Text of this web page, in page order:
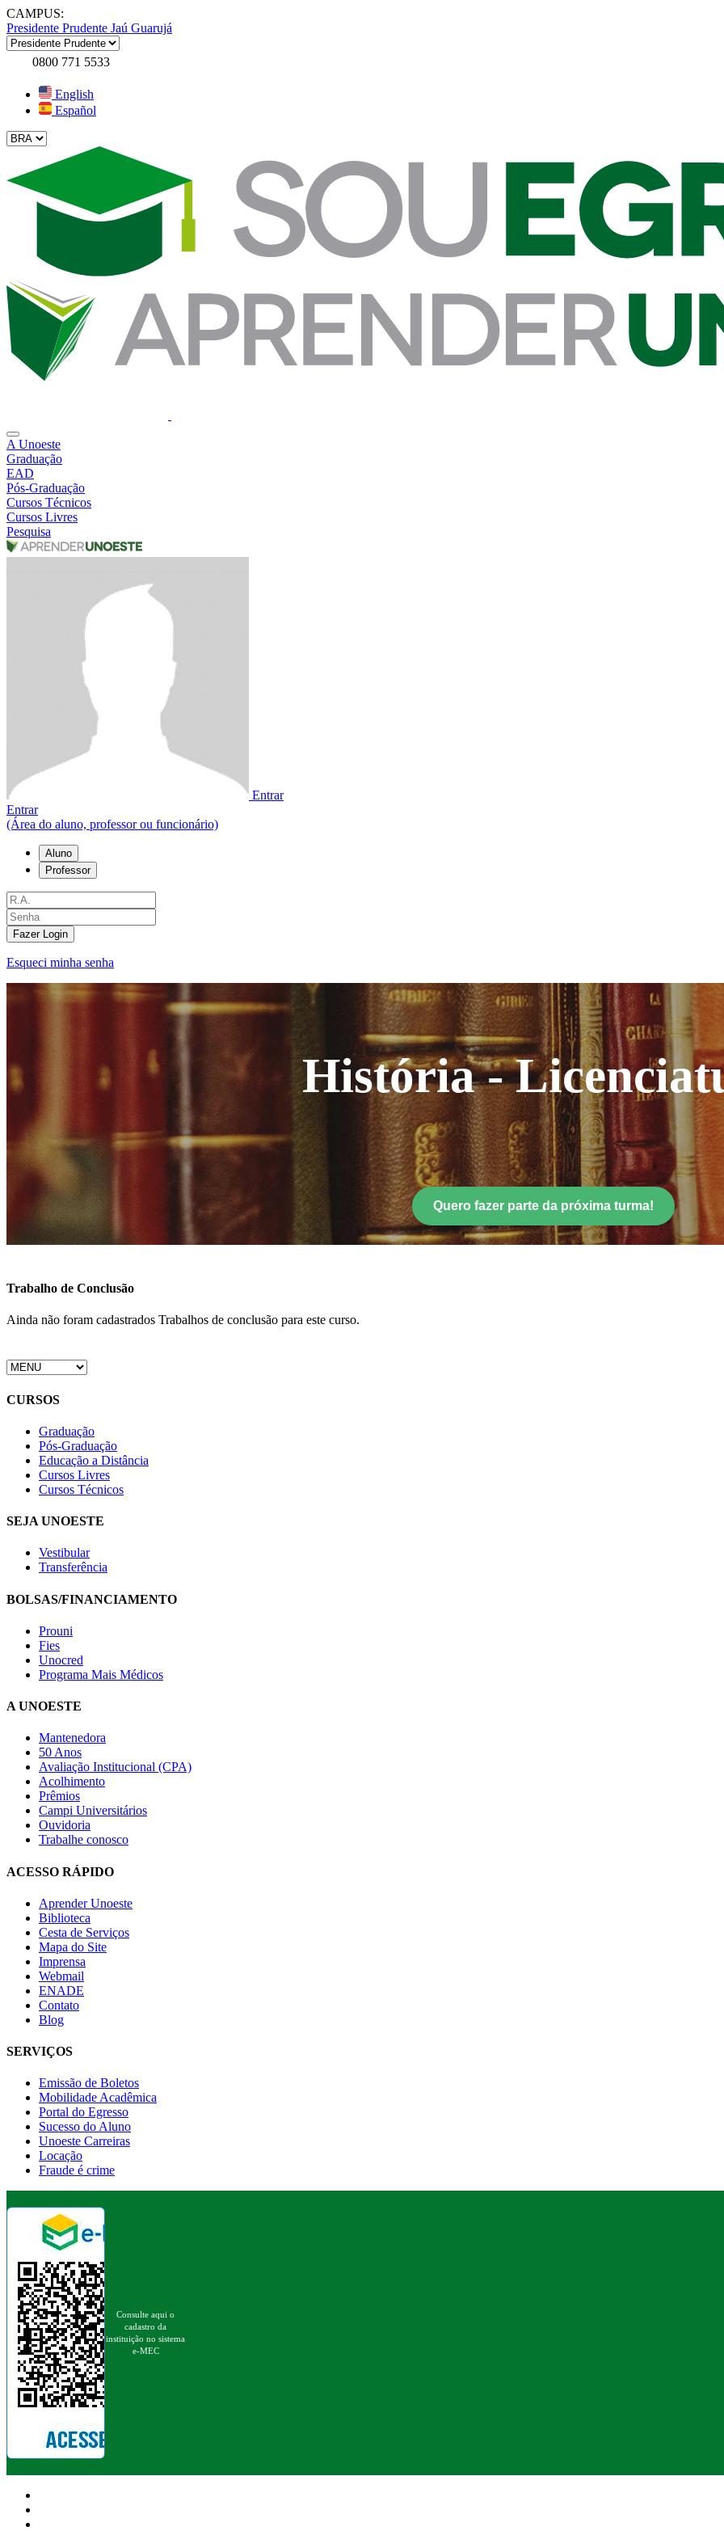
CAMPUS:
Presidente Prudente Jaú Guarujá
0800 771 5533
English
Español
A Unoeste
Graduação
EAD
Pós-Graduação
Cursos Técnicos
Cursos Livres
Pesquisa
Entrar
Entrar
(Área do aluno, professor ou funcionário)
Aluno
Professor
Fazer Login
Esqueci minha senha
História -
Quero fazer parte da próxima turma!
Trabalho de Conclusão
Ainda não foram cadastrados Trabalhos de conclusão para este curso.
CURSOS
Graduação
Pós-Graduação
Educação a Distância
Cursos Livres
Cursos Técnicos
SEJA UNOESTE
Vestibular
Transferência
BOLSAS/FINANCIAMENTO
Prouni
Fies
Unocred
Programa Mais Médicos
A UNOESTE
Mantenedora
50 Anos
Avaliação Institucional (CPA)
Acolhimento
Prêmios
Campi Universitários
Ouvidoria
Trabalhe conosco
ACESSO RÁPIDO
Aprender Unoeste
Biblioteca
Cesta de Serviços
Mapa do Site
Imprensa
Webmail
ENADE
Contato
Blog
SERVIÇOS
Emissão de Boletos
Mobilidade Acadêmica
Portal do Egresso
Sucesso do Aluno
Unoeste Carreiras
Locação
Fraude é crime
Consulte aqui o
cadastro da
instituição no sistema
e-MEC